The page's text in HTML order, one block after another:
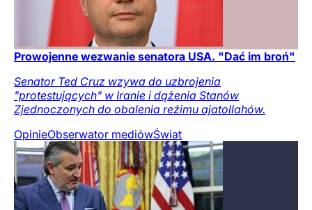
Prowojenne wezwanie senatora USA. "Dać im broń"
Senator Ted Cruz wzywa do uzbrojenia
"protestujących" w Iranie i dążenia Stanów
Zjednoczonych do obalenia reżimu ajatollahów.
OpinieObserwator mediówŚwiat